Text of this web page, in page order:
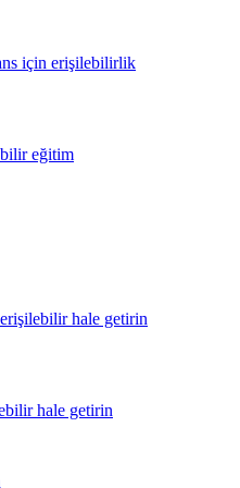
için erişilebilirlik
eğitim
erişilebilir hale getirin
hale getirin